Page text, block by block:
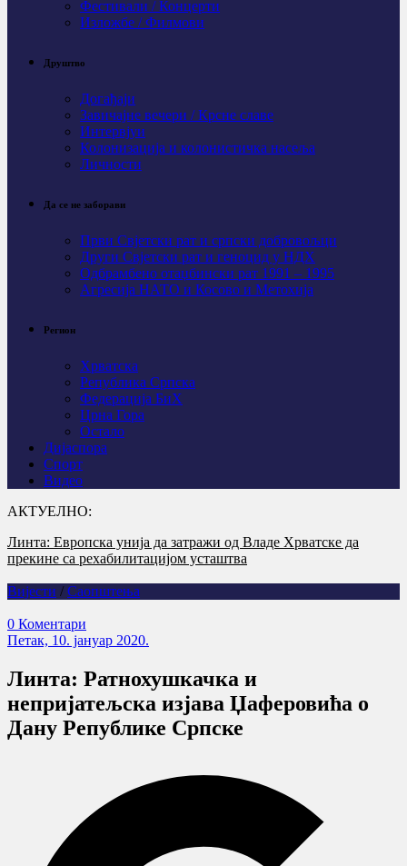
Фестивали / Концерти
Изложбе / Филмови
Друштво
Догађаји
Завичајне вечери / Крсне славе
Интервјуи
Колонизација и колонистичка насеља
Личности
Да се не заборави
Први Свјeтски рат и српски добровољци
Други Свјетски рат и геноцид у НДХ
Одбрамбено отаџбински рат 1991 – 1995
Агресија НАТО и Косово и Метохија
Регион
Хрватска
Република Српска
Федерација БиХ
Црна Гора
Остало
Дијаспора
Спорт
Видео
АКТУЕЛНО:
Линта: Европска унија да затражи од Владе Хрватске да
прекине са рехабилитацијом усташтва
У Горњем Селишту код Глине обиљежена 31 година од
убиства Срба у „Олуји“
Вијести / Саопштења
0 Коментари
Петак, 10. јануар 2020.
Линта: Ратнохушкачка и
непријатељска изјава Џаферовића о
Дану Републике Српске